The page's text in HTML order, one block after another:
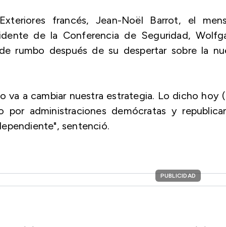
francés, Jean-Noël Barrot, el
de la Conferencia de Seguridad,
rumbo después de su despertar sobre la
va a cambiar nuestra estrategia. Lo dicho hoy
administraciones demócratas y
sentenció.
PUBLICIDAD